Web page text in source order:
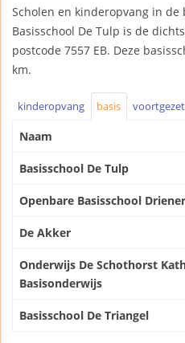
Scholen en kinderopvang in de
Basisschool De Tulp is de
postcode 7557 EB. Deze
km.
kinderopvang basis voortgezet
Naam
Basisschool De Tulp
Openbare Basisschool
De Akker
Onderwijs De Schothorst
Basisonderwijs
Basisschool De Triangel